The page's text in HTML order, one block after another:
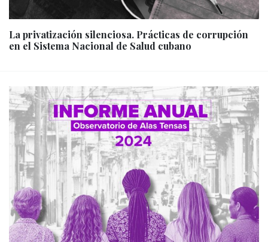
La privatización silenciosa. Prácticas de corrupción
en el Sistema Nacional de Salud cubano